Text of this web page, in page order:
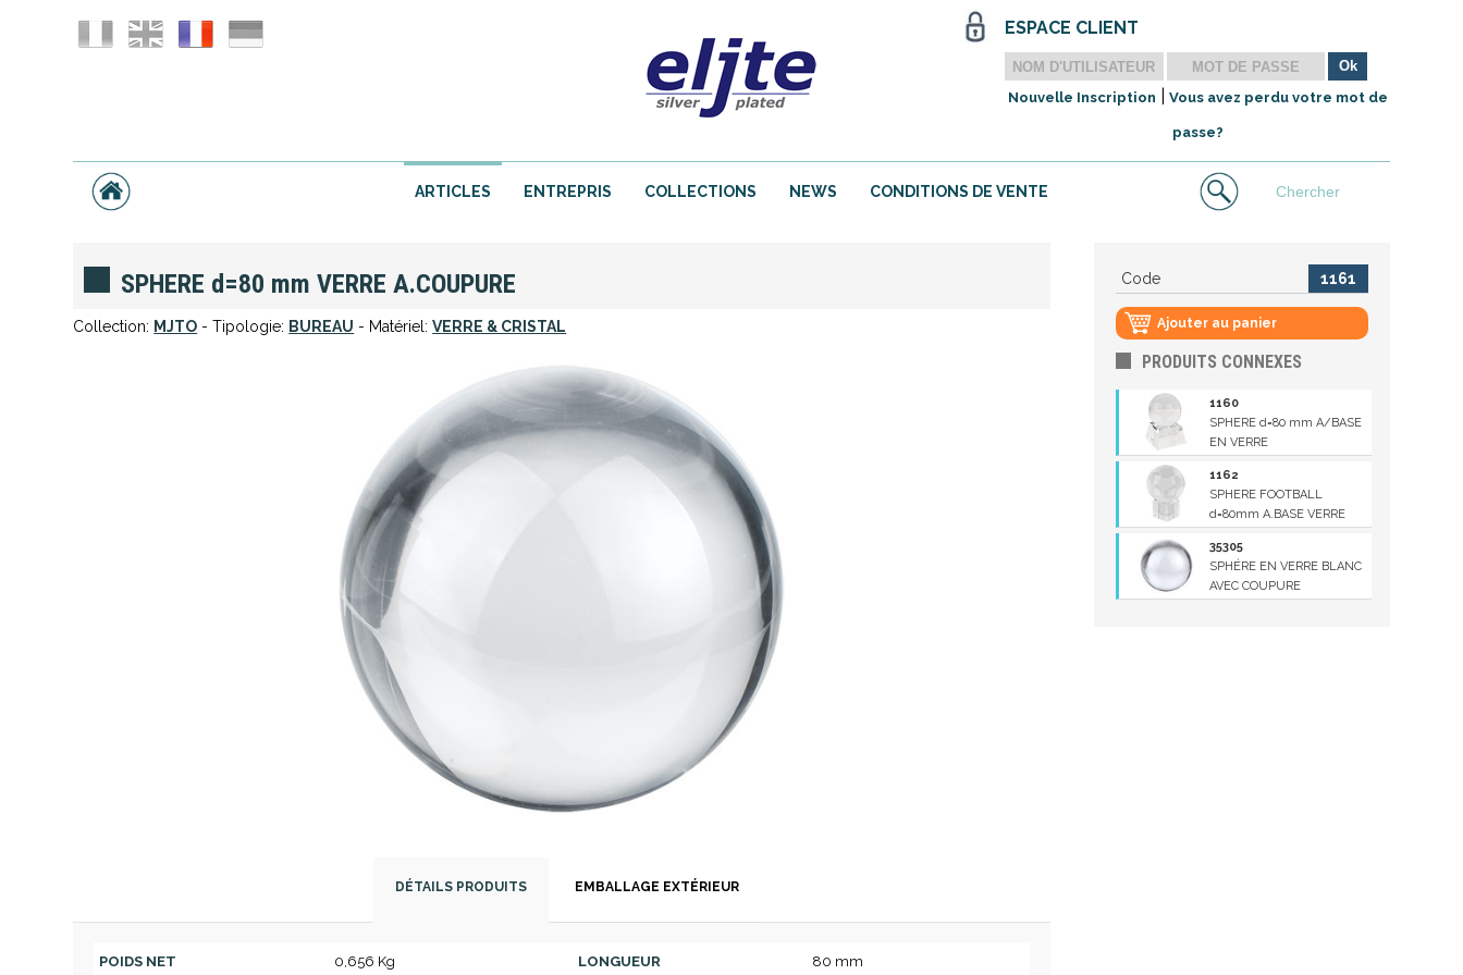
ESPACE CLIENT
Nouvelle Inscription Vous avez perdu votre mot de
passe?
ARTICLES ENTREPRIS COLLECTIONS NEWS CONDITIONS DE VENTE
SPHERE d=80 mm VERRE A.COUPURE
Collection: MJTO - Tipologie: BUREAU - Matériel:VERRE & CRISTAL
DÉTAILS PRODUITS EMBALLAGE EXTÉRIEUR
POIDS NET 0,656 Kg LONGUEUR 80 mm
Code 1161
Ajouter au panier
PRODUITS CONNEXES
1160
SPHERE d=80 mm A/BASE
EN VERRE
1162
SPHERE FOOTBALL
d=80mm A.BASE VERRE
35305
SPHÉRE EN VERRE BLANC
AVEC COUPURE